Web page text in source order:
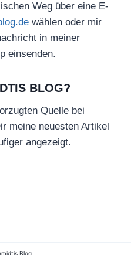
Weg über eine E-
wählen oder mir
in meiner
einsenden.
BLOG?
Quelle bei
meine neuesten Artikel
angezeigt.
Blog